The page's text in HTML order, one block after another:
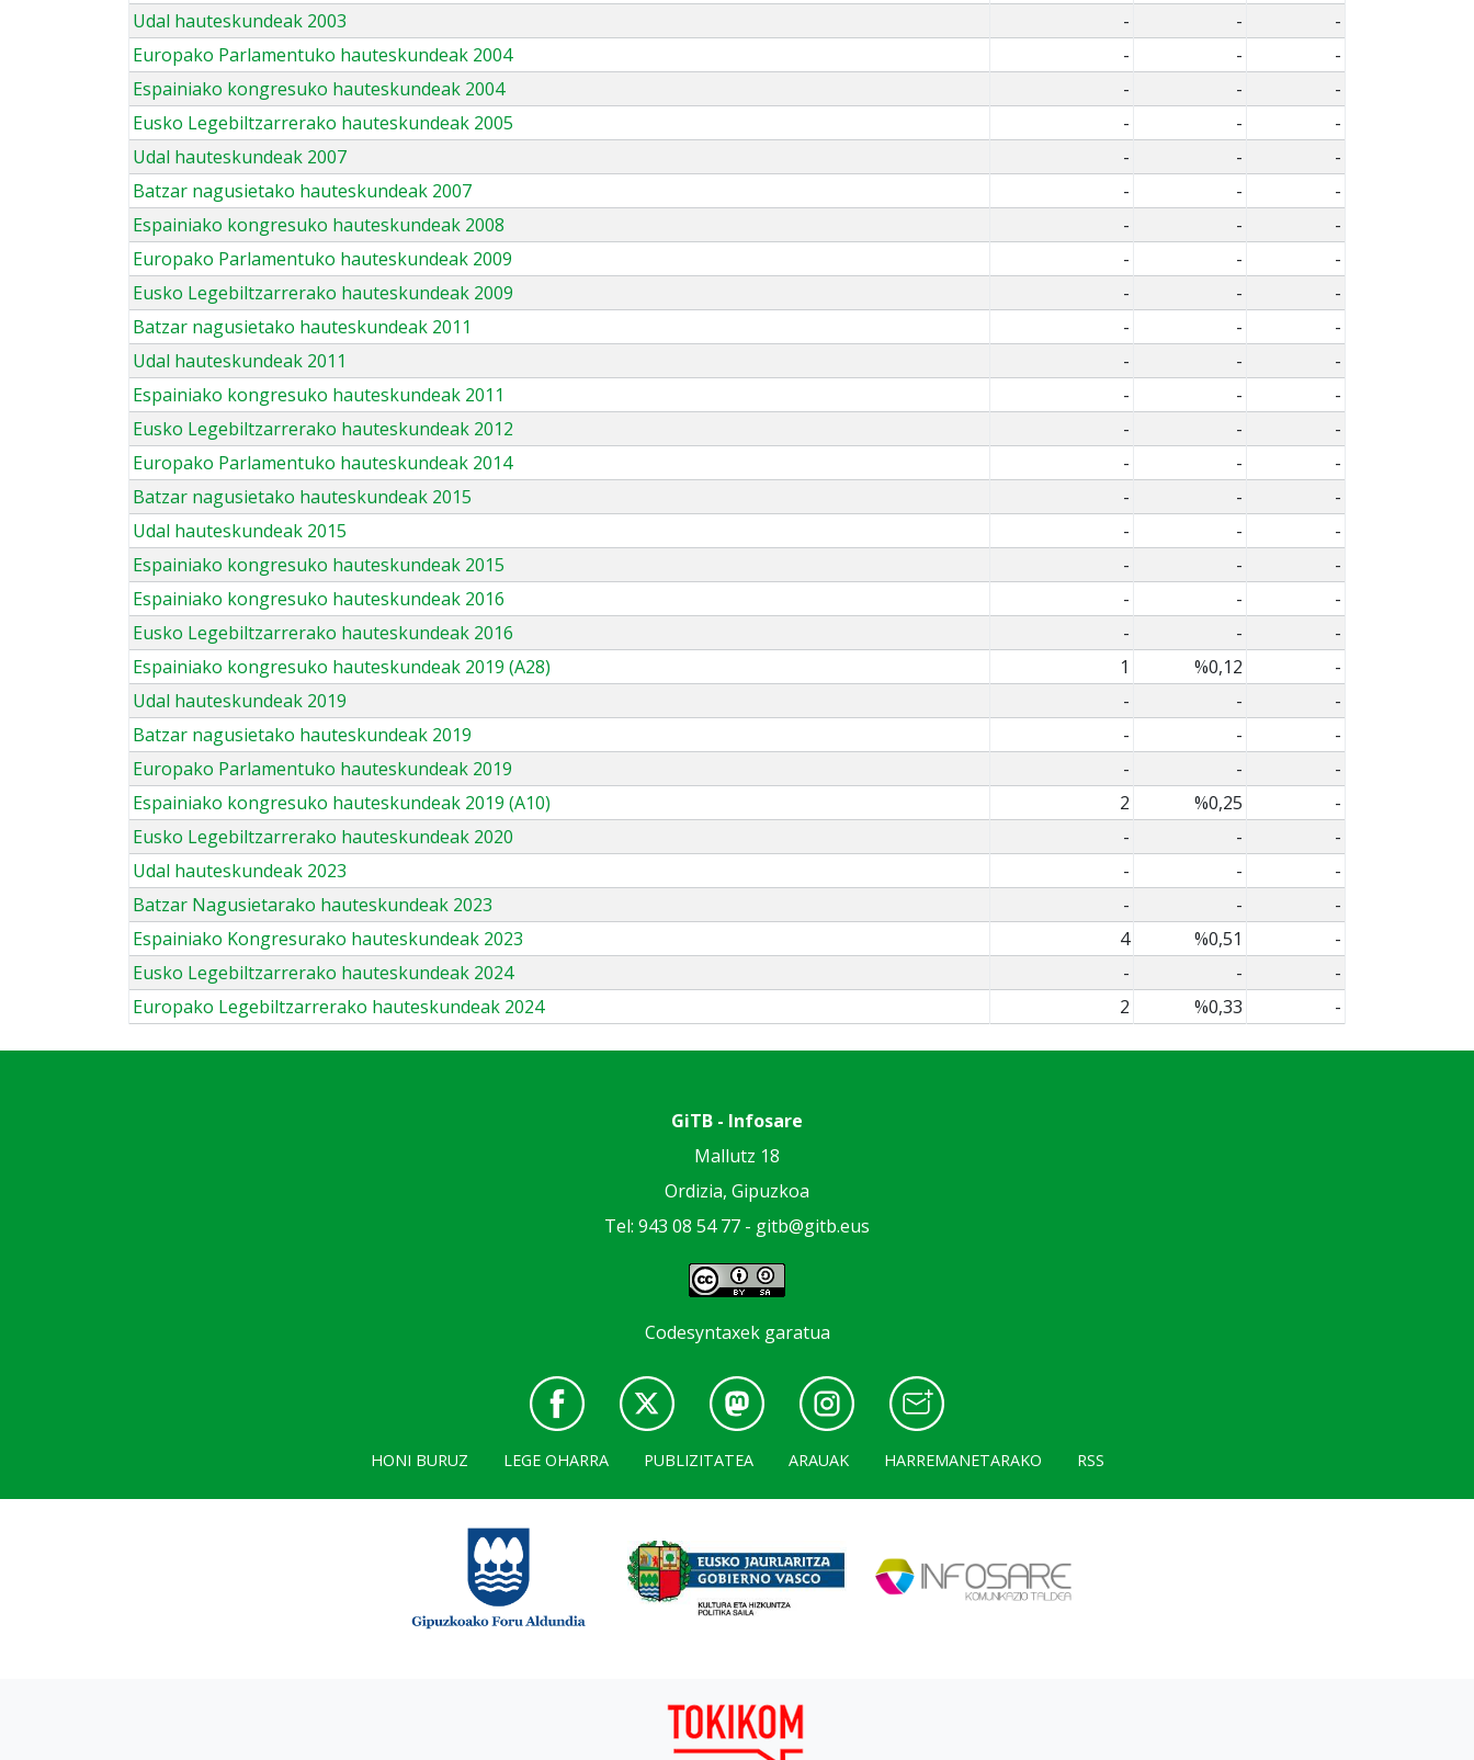
Udal hauteskundeak 2003
- -
-
Europako Parlamentuko hauteskundeak 2004
- -
-
Espainiako kongresuko hauteskundeak 2004
- -
-
Eusko Legebiltzarrerako hauteskundeak 2005
- -
-
Udal hauteskundeak 2007
- -
-
Batzar nagusietako hauteskundeak 2007
- -
-
Espainiako kongresuko hauteskundeak 2008
- -
-
Europako Parlamentuko hauteskundeak 2009
- -
-
Eusko Legebiltzarrerako hauteskundeak 2009
- -
-
Batzar nagusietako hauteskundeak 2011
- -
-
Udal hauteskundeak 2011
- -
-
Espainiako kongresuko hauteskundeak 2011
- -
-
Eusko Legebiltzarrerako hauteskundeak 2012
- -
-
Europako Parlamentuko hauteskundeak 2014
- -
-
Batzar nagusietako hauteskundeak 2015
- -
-
Udal hauteskundeak 2015
- -
-
Espainiako kongresuko hauteskundeak 2015
- -
-
Espainiako kongresuko hauteskundeak 2016
- -
-
Eusko Legebiltzarrerako hauteskundeak 2016
- -
-
Espainiako kongresuko hauteskundeak 2019 (A28)
1 %0,12
-
Udal hauteskundeak 2019
- -
-
Batzar nagusietako hauteskundeak 2019
- -
-
Europako Parlamentuko hauteskundeak 2019
- -
-
Espainiako kongresuko hauteskundeak 2019 (A10)
2 %0,25
-
Eusko Legebiltzarrerako hauteskundeak 2020
- -
-
Udal hauteskundeak 2023
- -
-
Batzar Nagusietarako hauteskundeak 2023
- -
-
Espainiako Kongresurako hauteskundeak 2023
4 %0,51
-
Eusko Legebiltzarrerako hauteskundeak 2024
- -
-
Europako Legebiltzarrerako hauteskundeak 2024
2 %0,33 -
GiTB - Infosare
Mallutz 18
Ordizia, Gipuzkoa
Tel: 943 08 54 77 - gitb@gitb.eus
Codesyntaxek garatua
HONI BURUZ LEGE OHARRA PUBLIZITATEA ARAUAK HARREMANETARAKO RSS